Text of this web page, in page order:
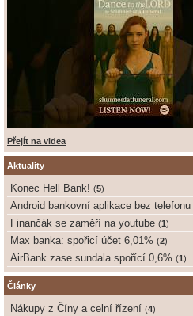
Přejít na videa
Aktuality
Konec Hell Bank! (5)
Android bankovní aplikace bez telefonu
Finančák se zaměří na youtube (1)
Max banka: spořicí účet 6,01% (2)
AirBank zase sundala spořící 0,6% (1)
Články
Nákupy z Číny a celní řízení (4)